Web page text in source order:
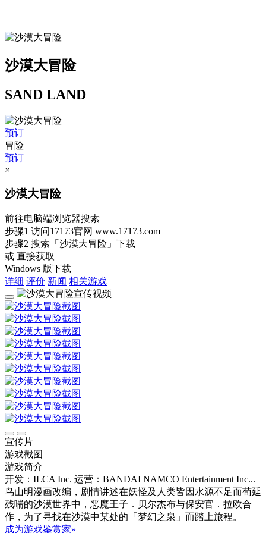
沙漠大冒险
SAND LAND
预订
冒险
预订
×
沙漠大冒险
前往电脑端浏览器搜索
步骤1 访问17173官网 www.17173.com
步骤2 搜索 「沙漠大冒险」 下载
或 直接获取
Windows 版下载
详细 评价 新闻 相关游戏
宣传片
游戏截图
游戏简介
开发：ILCA Inc. 运营：BANDAI NAMCO Entertainment Inc...
鸟山明漫画改编，剧情讲述在妖怪及人类皆因水源不足而苟延
残喘的沙漠世界中，恶魔王子．贝尔杰布与保安官．拉欧合
作，为了寻找在沙漠中某处的「梦幻之泉」而踏上旅程。
成为游戏鉴赏家»